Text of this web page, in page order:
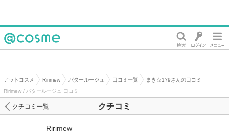
アットコスメ Ririmew バタールージュ 口コミ一覧
まき☆1?9さんの口コミ
Ririmew / バタールージュ 口コミ
クチコミ
クチコミ一覧
Ririmew